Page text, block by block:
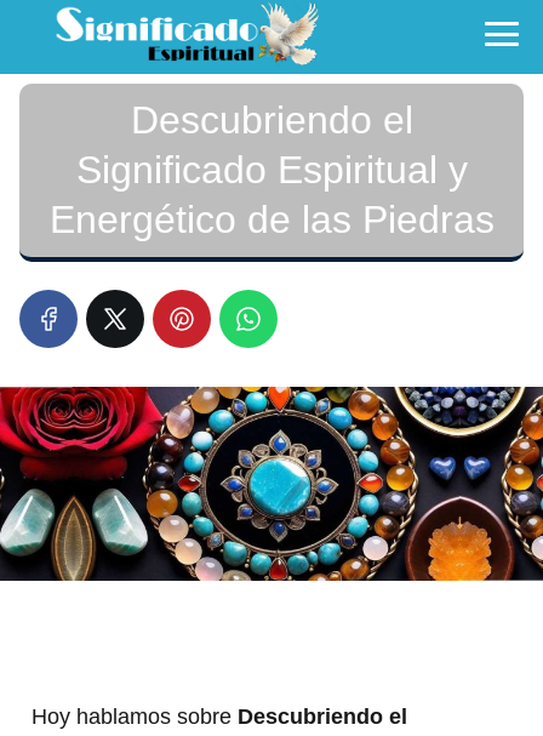
Descubriendo el
Significado Espiritual y
Energético de las Piedras
Hoy hablamos sobre Descubriendo el